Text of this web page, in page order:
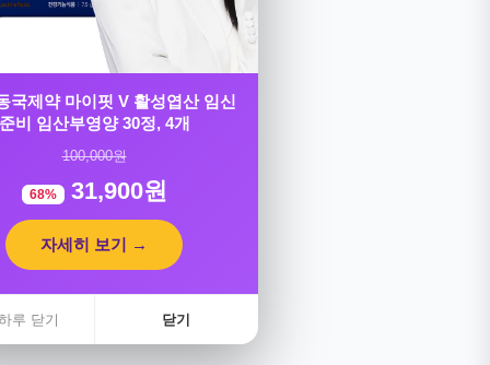
국제약 마이핏 V 활성엽산 임신
준비 임산부영양 30정, 4개
100,000원
68% 31,900원
자세히 보기 →
루 닫기 닫기